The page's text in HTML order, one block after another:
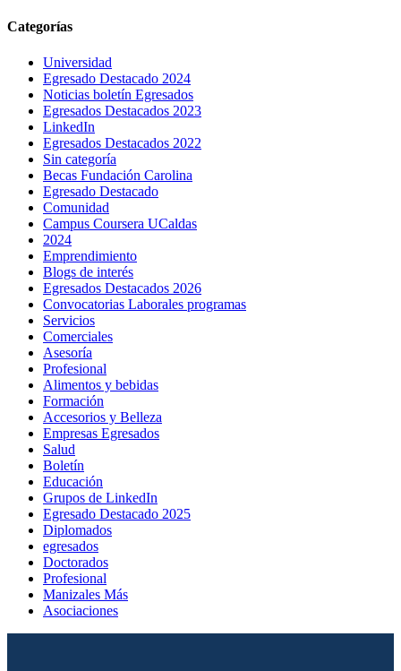
Categorías
Universidad
Egresado Destacado 2024
Noticias boletín Egresados
Egresados Destacados 2023
LinkedIn
Egresados Destacados 2022
Sin categoría
Becas Fundación Carolina
Egresado Destacado
Comunidad
Campus Coursera UCaldas
2024
Emprendimiento
Blogs de interés
Egresados Destacados 2026
Convocatorias Laborales programas
Servicios
Comerciales
Asesoría
Profesional
Alimentos y bebidas
Formación
Accesorios y Belleza
Empresas Egresados
Salud
Boletín
Educación
Grupos de LinkedIn
Egresado Destacado 2025
Diplomados
egresados
Doctorados
Profesional
Manizales Más
Asociaciones